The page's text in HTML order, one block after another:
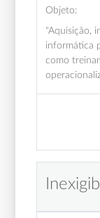
Objeto:
"Aquisição,
informática
como